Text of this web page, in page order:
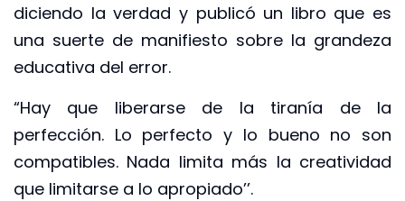
diciendo la verdad y publicó un libro que es
una suerte de manifiesto sobre la grandeza
educativa del error.
“Hay que liberarse de la tiranía de la
perfección. Lo perfecto y lo bueno no son
compatibles. Nada limita más la creatividad
que limitarse a lo apropiado’’.